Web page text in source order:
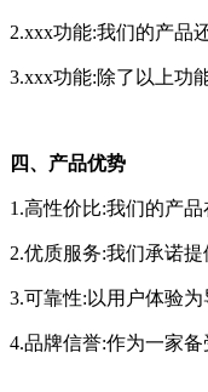
2.xxx功能:我们的产品
3.xxx功能:除了以上功
四、产品优势
1.高性价比:我们的产
2.优质服务:我们承诺
3.可靠性:以用户体验
4.品牌信誉:作为一家